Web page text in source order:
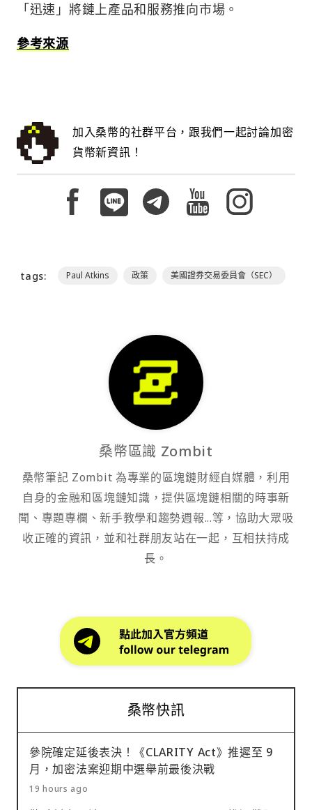
「迅速」將鏈上產品和服務推向市場。
參考來源
加入桑幣的社群平台，跟我們一起討論加密
貨幣新資訊！
tags: Paul Atkins 政策 美國證券交易委員會（SEC）
桑幣區識 Zombit
桑幣筆記 Zombit 為專業的區塊鏈財經自媒體，利用
自身的金融和區塊鏈知識，提供區塊鏈相關的時事新
聞、專題專欄、新手教學和趨勢週報...等，協助大眾吸
收正確的資訊，並和社群朋友站在一起，互相扶持成
長。
桑幣快訊
參院確定延後表決！《CLARITY Act》推遲至 9
月，加密法案迎期中選舉前最後決戰
19 hours ago